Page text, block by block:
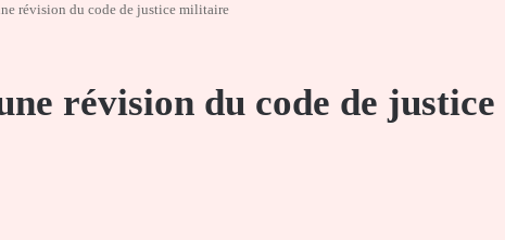
révision du code de justice militaire
révision du code de